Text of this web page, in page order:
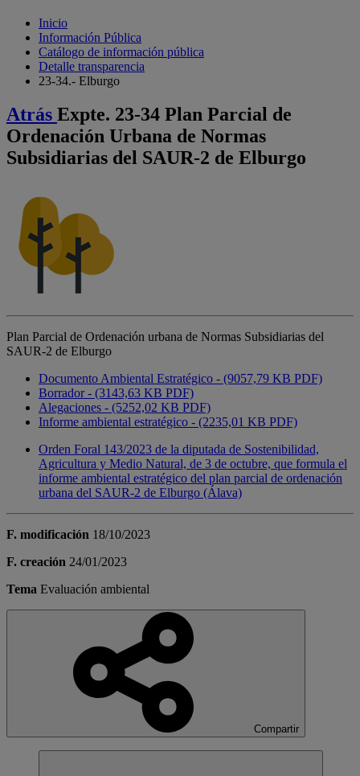
Inicio
Información Pública
Catálogo de información pública
Detalle transparencia
23-34.- Elburgo
Atrás Expte. 23-34 Plan Parcial de
Ordenación Urbana de Normas
Subsidiarias del SAUR-2 de Elburgo
Plan Parcial de Ordenación urbana de Normas Subsidiarias del
SAUR-2 de Elburgo
Documento Ambiental Estratégico - (9057,79 KB PDF)
Borrador - (3143,63 KB PDF)
Alegaciones - (5252,02 KB PDF)
Informe ambiental estratégico - (2235,01 KB PDF)
Orden Foral 143/2023 de la diputada de Sostenibilidad,
Agricultura y Medio Natural, de 3 de octubre, que formula el
informe ambiental estratégico del plan parcial de ordenación
urbana del SAUR-2 de Elburgo (Álava)
F. modificación 18/10/2023
F. creación 24/01/2023
Tema Evaluación ambiental
Compartir